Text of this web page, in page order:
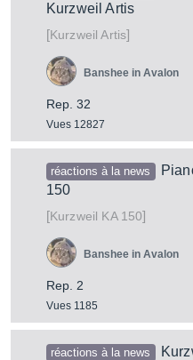
Kurzweil Artis
[Kurzweil Artis]
Rep. 32
Vues 12827
Banshee in Avalon
réactions à la news
150
[Kurzweil KA 150]
Rep. 2
Vues 1185
Banshee in Avalon
réactions à la news